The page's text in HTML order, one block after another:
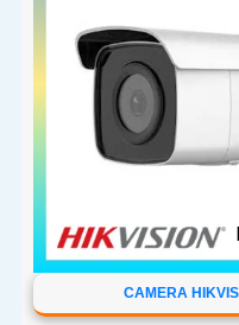
CAMERA